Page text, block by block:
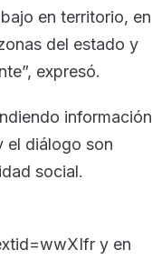
en territorio, en
del estado y
expresó.
información
el diálogo son
social.
y en